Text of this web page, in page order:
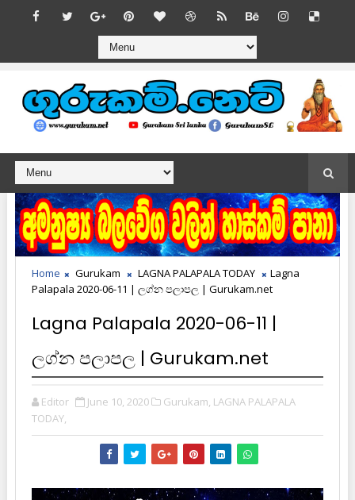
Home Gurukam LAGNA PALAPALA TODAY
Lagna
Palapala 2020-06-11 | ලග්න පලාපල | Gurukam.net
Lagna Palapala 2020-06-11 |
ලග්න පලාපල | Gurukam.net
Editor June 10, 2020 Gurukam, LAGNA PALAPALA
TODAY,